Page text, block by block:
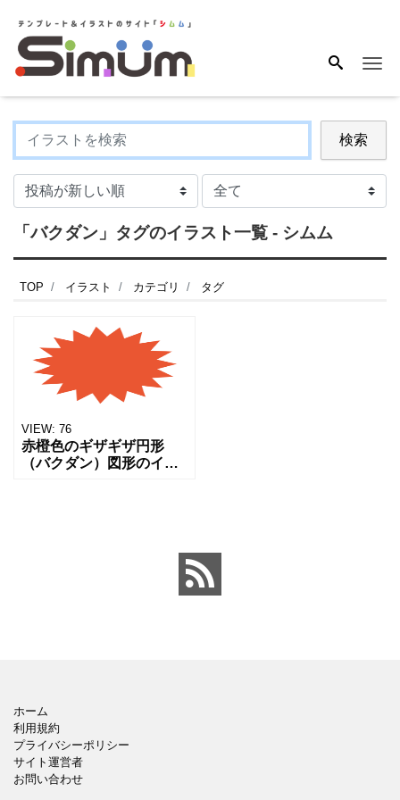
検索
「バクダン」タグのイラスト一覧 - シムム
TOP イラスト カテゴリ タグ
VIEW: 76
赤橙色のギザギザ円形
（バクダン）図形のイラ
ホーム
利用規約
プライバシーポリシー
サイト運営者
お問い合わせ